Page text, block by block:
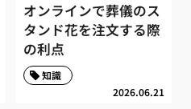
オンラインで葬儀のス
タンド花を注文する際
の利点
2026.06.21
知識